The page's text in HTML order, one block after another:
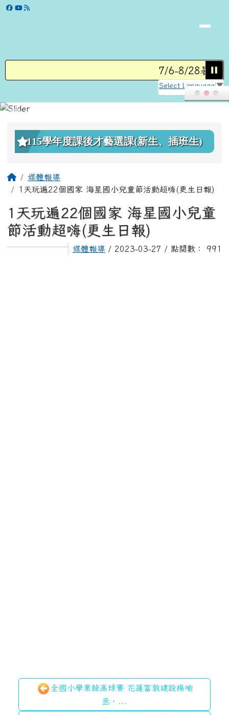
跳至主內容區
學校網站
7/6-8/28暑假營
Select Language ▼
上中區域內容
115學年度課後才藝選課(新生、插班生)
主內容區域
回首頁媒體報導
1天玩遍22個國家 海星國小兒童節活動超嗨(更生日報)
1天玩遍22個國家 海星國小兒童
節活動超嗨(更生日報)
媒體報導 / 2023-03-27 / 點閱數： 991
全國小學業餘高球賽 花蓮富敦建設楊喻
丞、...